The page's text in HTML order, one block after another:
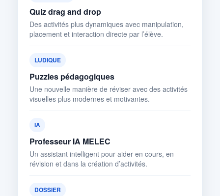
Quiz drag and drop
Des activités plus dynamiques avec manipulation,
placement et interaction directe par l’élève.
LUDIQUE
Puzzles pédagogiques
Une nouvelle manière de réviser avec des activités
visuelles plus modernes et motivantes.
IA
Professeur IA MELEC
Un assistant intelligent pour aider en cours, en
révision et dans la création d’activités.
DOSSIER